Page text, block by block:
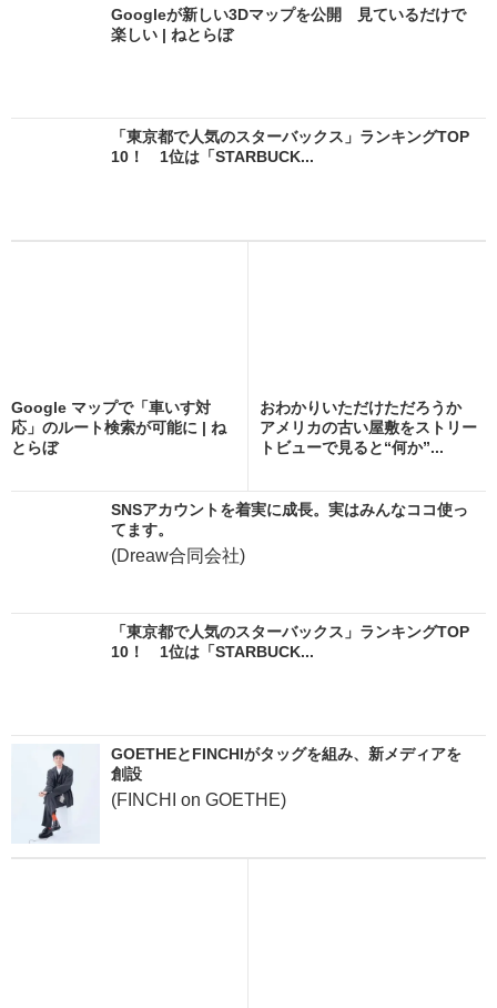
Googleが新しい3Dマップを公開 見ているだけで
楽しい | ねとらぼ
「東京都で人気のスターバックス」ランキングTOP
10！ 1位は「STARBUCK...
Google マップで「車いす対
応」のルート検索が可能に | ね
とらぼ
おわかりいただけただろうか
アメリカの古い屋敷をストリー
トビューで見ると“何か”...
SNSアカウントを着実に成長。実はみんなココ使っ
てます。
(Dreaw合同会社)
「東京都で人気のスターバックス」ランキングTOP
10！ 1位は「STARBUCK...
GOETHEとFINCHIがタッグを組み、新メディアを
創設
(FINCHI on GOETHE)